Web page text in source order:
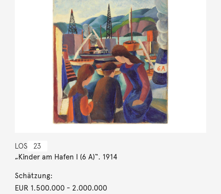
LOS 23
„Kinder am Hafen I (6 A)“. 1914
Schätzung:
EUR 1.500.000- 2.000.000